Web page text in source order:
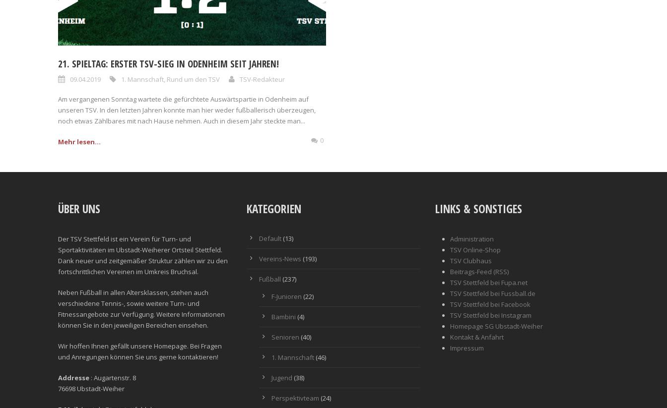
21. SPIELTAG: ERSTER TSV-SIEG IN ODENHEIM SEIT JAHREN!
09.04.2019 1. Mannschaft, Rund um den TSV TSV-Redakteur
Am vergangenen Sonntag wartete die gefürchtete Auswärtspartie in Odenheim auf
unseren TSV. In den letzten Jahren konnte man hier weder fußballerisch überzeugen,
noch etwas Zählbares mit nach Hause nehmen. Auch in diesem Jahr steckte man...
Mehr lesen... 0
ÜBER UNS
Der TSV Stettfeld ist ein Verein für Turn- und
Sportaktivitäten im Ubstadt-Weiherer Ortsteil Stettfeld.
Dank neuer und zeitgemäßer Struktur zählen wir zu den
fortschrittlichen Vereinen im Umkreis Bruchsal.
Neben Fußball in allen Altersklassen, stehen auch
verschiedene Tennis-, sowie weitere Turn- und
Fitnessangebote zur Verfügung. Weitere Informationen
können Sie in den jeweiligen Bereichen einsehen.
Wir hoffen Ihnen gefällt unsere Homepage. Bei Fragen
und Anregungen können Sie uns gerne kontaktieren!
Addresse : Augartenstr. 8
76698 Ubstadt-Weiher
KATEGORIEN
Default(13)
Vereins-News (193)
Fußball (237)
F-Junioren (22)
Bambini (4)
Senioren (40)
1. Mannschaft(46)
Jugend (38)
Perspektivteam (24)
LINKS & SONSTIGES
Administration
TSV Online-Shop
TSV Clubhaus
Beitrags-Feed (RSS)
TSV Stettfeld bei Fupa.net
TSV Stettfeld bei Fussball.de
TSV Stettfeld bei Facebook
TSV Stettfeld bei Instagram
Homepage SG Ubstadt-Weiher
Kontakt & Anfahrt
Impressum